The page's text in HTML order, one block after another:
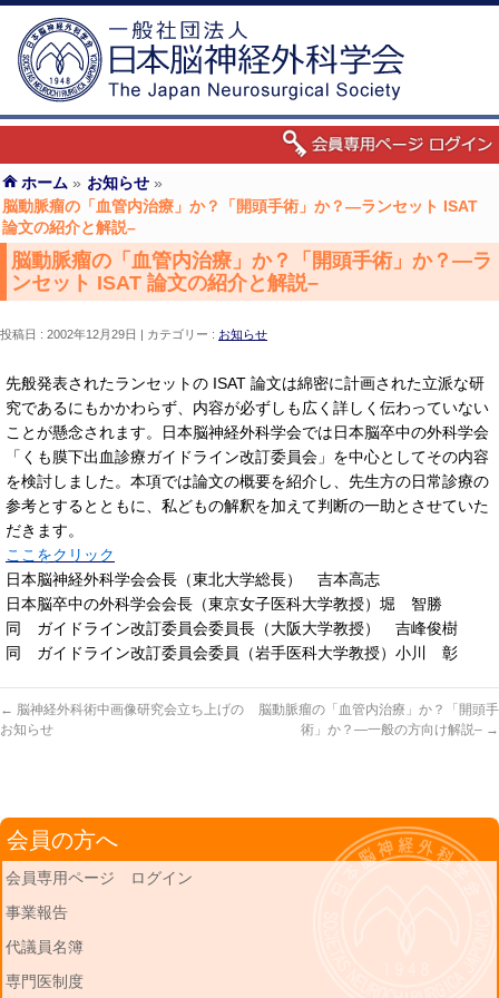
ホーム » お知らせ »
脳動脈瘤の「血管内治療」か？「開頭手術」か？—ランセット ISAT
論文の紹介と解説–
脳動脈瘤の「血管内治療」か？「開頭手術」か？—ラ
ンセット ISAT 論文の紹介と解説–
投稿日 : 2002年12月29日 カテゴリー : お知らせ
先般発表されたランセットの ISAT 論文は綿密に計画された立派な研
究であるにもかかわらず、内容が必ずしも広く詳しく伝わっていない
ことが懸念されます。日本脳神経外科学会では日本脳卒中の外科学会
「くも膜下出血診療ガイドライン改訂委員会」を中心としてその内容
を検討しました。本項では論文の概要を紹介し、先生方の日常診療の
参考とするとともに、私どもの解釈を加えて判断の一助とさせていた
だきます。
ここをクリック
日本脳神経外科学会会長（東北大学総長） 吉本高志
日本脳卒中の外科学会会長（東京女子医科大学教授）堀 智勝
同 ガイドライン改訂委員会委員長（大阪大学教授） 吉峰俊樹
同 ガイドライン改訂委員会委員（岩手医科大学教授）小川 彰
← 脳神経外科術中画像研究会立ち上げの
お知らせ
脳動脈瘤の「血管内治療」か？「開頭手
術」か？—一般の方向け解説– →
会員の方へ
会員専用ページ ログイン
事業報告
代議員名簿
専門医制度